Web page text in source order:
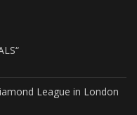
League in London